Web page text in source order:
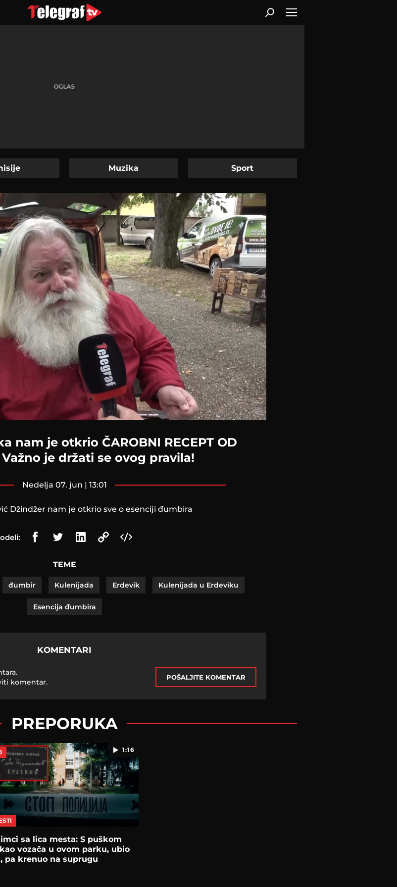
Muzika Sport
nam je otkrio ČAROBNI RECEPT OD
je držati se ovog pravila!
nedelja 07. jun | 13:01
Džindžer nam je otkrio sve o esenciji đumbira
TEME
đumbir Kulenijada Erdevik Kulenijada u Erdeviku
Esencija đumbira
KOMENTARI
komentar.
POŠALJITE KOMENTAR
PREPORUKA
1:16
sa lica mesta: S puškom
vozača u ovom parku, ubio
pa krenuo na suprugu